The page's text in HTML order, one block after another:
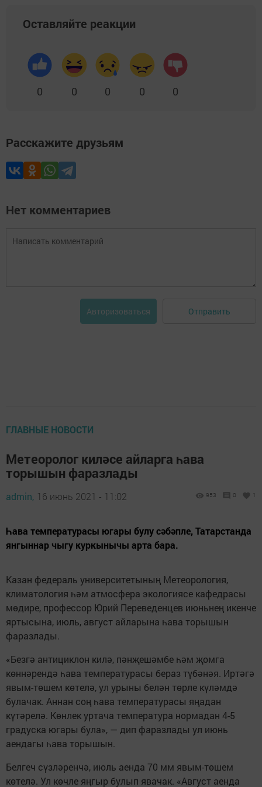
Оставляйте реакции
0 0 0 0 0
Расскажите друзьям
Нет комментариев
Авторизоваться Отправить
ГЛАВНЫЕ НОВОСТИ
Метеоролог киләсе айларга һава
торышын фаразлады
admin, 16 июнь 2021 - 11:02 953 0 1
Һава температурасы югары булу сәбәпле, Татарстанда
янгыннар чыгу куркынычы арта бара.
Казан федераль университетының Метеорология,
климатология һәм атмосфера экологиясе кафедрасы
мөдире, профессор Юрий Переведенцев июньнең икенче
яртысына, июль, август айларына һава торышын
фаразлады.
«Безгә антициклон килә, пәнҗешәмбе һәм җомга
көннәрендә һава температурасы бераз түбәнәя. Иртәгә
явым-төшем көтелә, ул урыны белән төрле күләмдә
булачак. Аннан соң һава температурасы яңадан
күтәрелә. Көнлек уртача температура нормадан 4-5
градуска югары була», — дип фаразлады ул июнь
аендагы һава торышын.
Белгеч сүзләренчә, июль аенда 70 мм явым-төшем
көтелә. Ул көчле яңгыр булып явачак. «Август аенда